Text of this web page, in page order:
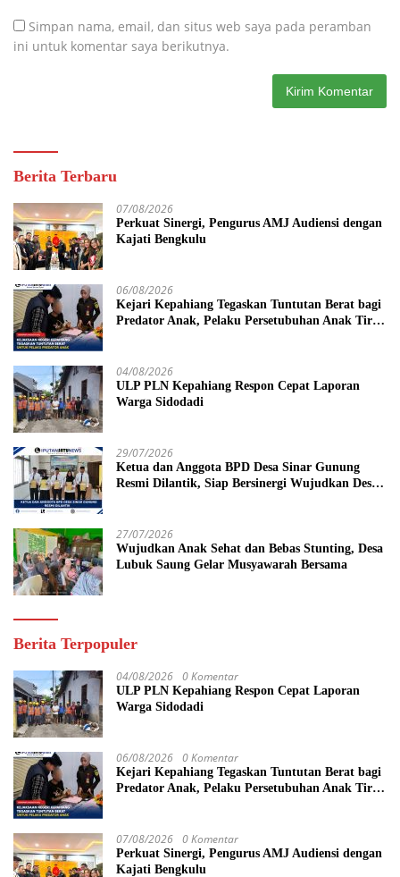
Simpan nama, email, dan situs web saya pada peramban
ini untuk komentar saya berikutnya.
Berita Terbaru
07/08/2026
Perkuat Sinergi, Pengurus AMJ Audiensi dengan
Kajati Bengkulu
06/08/2026
Kejari Kepahiang Tegaskan Tuntutan Berat bagi
Predator Anak, Pelaku Persetubuhan Anak Tiri
04/08/2026
ULP PLN Kepahiang Respon Cepat Laporan
Warga Sidodadi
29/07/2026
Ketua dan Anggota BPD Desa Sinar Gunung
Resmi Dilantik, Siap Bersinergi Wujudkan Desa
27/07/2026
Wujudkan Anak Sehat dan Bebas Stunting, Desa
Lubuk Saung Gelar Musyawarah Bersama
Berita Terpopuler
04/08/2026 0 Komentar
ULP PLN Kepahiang Respon Cepat Laporan
Warga Sidodadi
06/08/2026 0 Komentar
Kejari Kepahiang Tegaskan Tuntutan Berat bagi
Predator Anak, Pelaku Persetubuhan Anak Tiri
07/08/2026 0 Komentar
Perkuat Sinergi, Pengurus AMJ Audiensi dengan
Kajati Bengkulu